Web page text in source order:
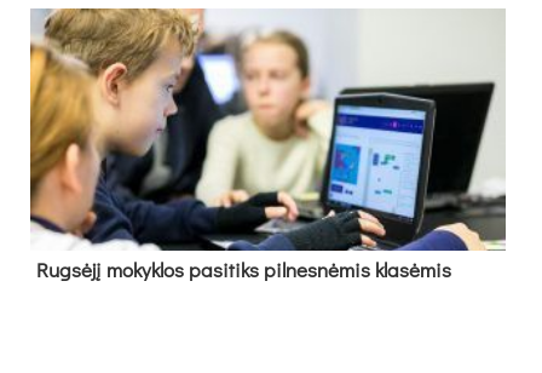
Rug­sė­jį mo­kyk­los pa­si­tiks pil­nes­nė­mis kla­sė­mis